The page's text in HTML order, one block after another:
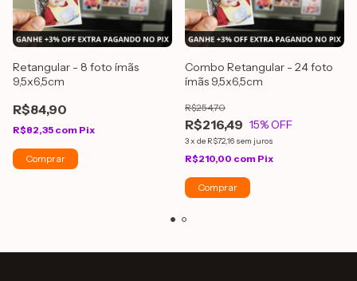
Retangular - 8 foto ímãs
9,5x6,5cm
R$84,90
R$82,35 com Pix
Combo Retangular - 24 foto
ímãs 9,5x6,5cm
R$216,49
R$254,70
15% OFF
3x de R$72,16 sem juros
R$210,00 com Pix